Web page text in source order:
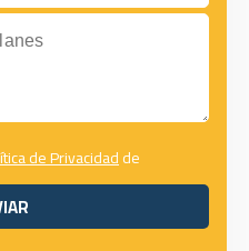
de Privacidadde